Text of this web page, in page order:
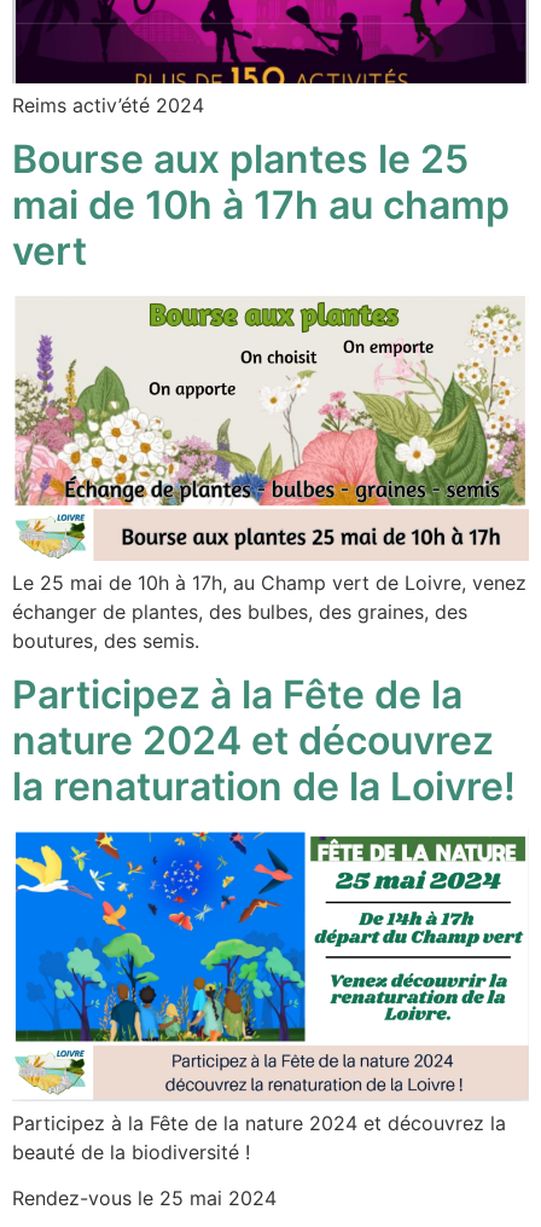
Reims activ’été 2024
Bourse aux plantes le 25
mai de 10h à 17h au champ
vert
Le 25 mai de 10h à 17h, au Champ vert de Loivre, venez
échanger de plantes, des bulbes, des graines, des
boutures, des semis.
Participez à la Fête de la
nature 2024 et découvrez
la renaturation de la Loivre!
Participez à la Fête de la nature 2024 et découvrez la
beauté de la biodiversité !
Rendez-vous le 25 mai 2024